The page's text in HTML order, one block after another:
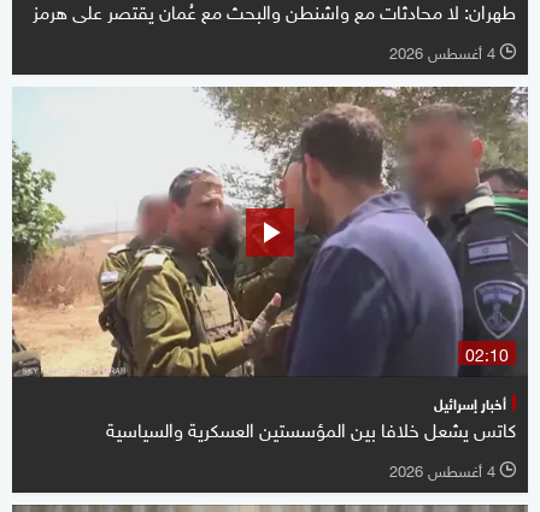
طهران: لا محادثات مع واشنطن والبحث مع عُمان يقتصر على هرمز
l 4 أغسطس 2026
02:10
أخبار إسرائيل
كاتس يشعل خلافا بين المؤسستين العسكرية والسياسية
l 4 أغسطس 2026